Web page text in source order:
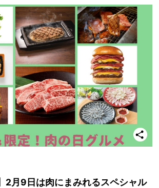
2月9日は肉にまみれるスペシャル